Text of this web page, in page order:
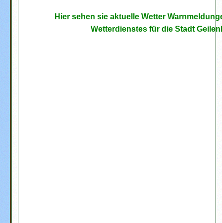
Hier sehen sie aktuelle Wetter
Wetterdienstes für die Stadt